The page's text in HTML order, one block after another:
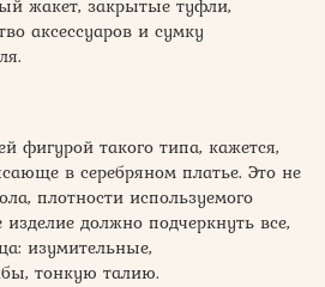
жакет, закрытые туфли,
аксессуаров и сумку
фигурой такого типа, кажется,
в серебряном платье. Это не
плотности используемого
должно подчеркнуть все,
изумительные,
тонкую талию.